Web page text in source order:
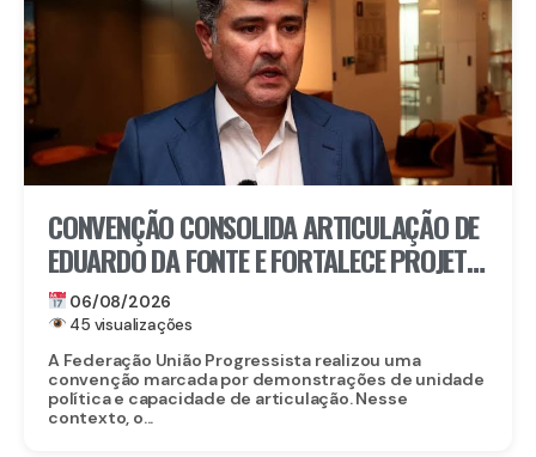
CONVENÇÃO CONSOLIDA ARTICULAÇÃO DE
EDUARDO DA FONTE E FORTALECE PROJETO
PARA O SENADO
06/08/2026
45 visualizações
A Federação União Progressista realizou uma
convenção marcada por demonstrações de unidade
política e capacidade de articulação. Nesse
contexto, o...